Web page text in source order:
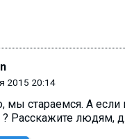
2015 20:14
мы стараемся. А если
Расскажите людям,